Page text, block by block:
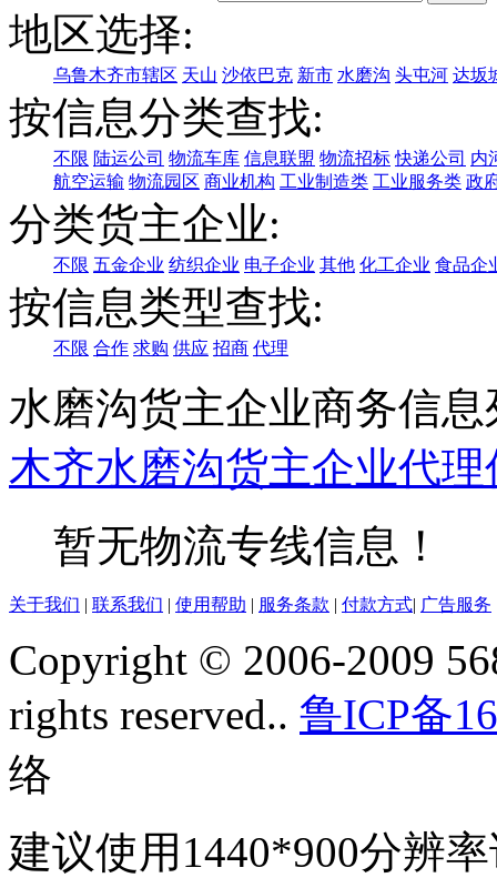
地区选择:
乌鲁木齐市辖区 天山 沙依巴克 新市 水磨沟 头屯河 达坂
按信息分类查找:
不限 陆运公司 物流车库 信息联盟 物流招标 快递公司 内
航空运输 物流园区 商业机构 工业制造类 工业服务类 政
分类货主企业:
不限 五金企业 纺织企业 电子企业 其他 化工企业 食品企
按信息类型查找:
不限 合作 求购 供应 招商 代理
水磨沟货主企业商务信息
木齐水磨沟货主企业代理
暂无物流专线信息！
关于我们 | 联系我们 | 使用帮助 | 服务条款 | 付款方式| 广告服务
Copyright © 2006-2009
rights reserved.. 鲁ICP备
络
建议使用1440*900分辨